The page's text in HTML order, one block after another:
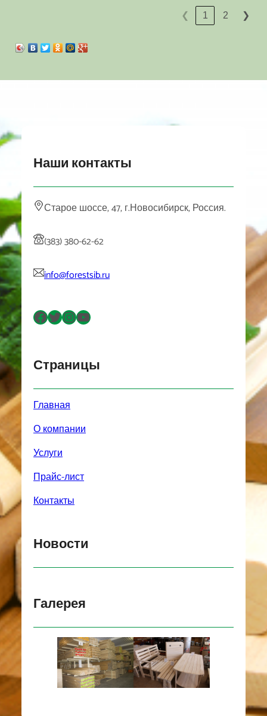
❮ 1 2 ❯
Наши контакты
Старое шоссе, 47, г.Новосибирск, Россия.
(383) 380-62-62
info@forestsib.ru
Facebook Twitter InstagramYouTube
Страницы
Главная
О компании
Услуги
Прайс-лист
Контакты
Новости
Галерея